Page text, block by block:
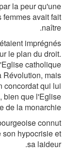
la peur qu'une
avait fait
naître.
imprégnés
le plan du droit.
catholique
Révolution, mais
concordat qui lui
bien que l'Eglise
de la monarchie.
connut
son hypocrisie et
sa laideur.